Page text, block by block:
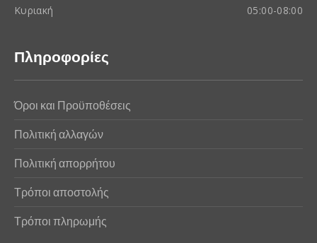
Κυριακή
05:00-08:00
Πληροφορίες
Όροι και Προϋποθέσεις
Πολιτική αλλαγών
Πολιτική απορρήτου
Τρόποι αποστολής
Τρόποι πληρωμής